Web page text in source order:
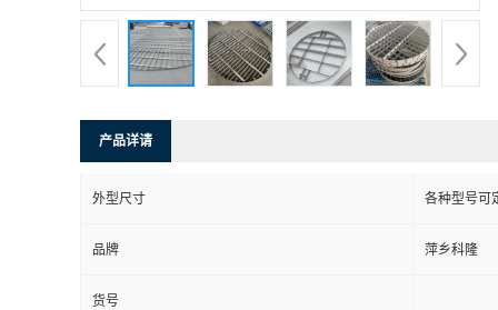
产品详请
外型尺寸 各种型号可
品牌 萍乡科隆
货号